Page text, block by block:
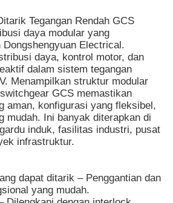
Tegangan Rendah GCS
daya modular yang
Electrical.
daya, kontrol motor, dan
dalam sistem tegangan
Menampilkan struktur modular
GCS memastikan
aman, konfigurasi yang fleksibel,
mudah. Ini banyak diterapkan di
induk, fasilitas industri, pusat
infrastruktur.
dapat ditarik – Penggantian dan
yang mudah.